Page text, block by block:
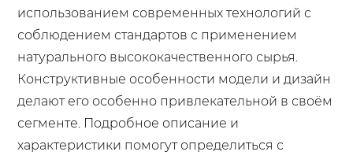
использованием современных технологий с
соблюдением стандартов с применением
натурального высококачественного сырья.
Конструктивные особенности модели и дизайн
делают его особенно привлекательной в своём
сегменте. Подробное описание и
характеристики помогут определиться с